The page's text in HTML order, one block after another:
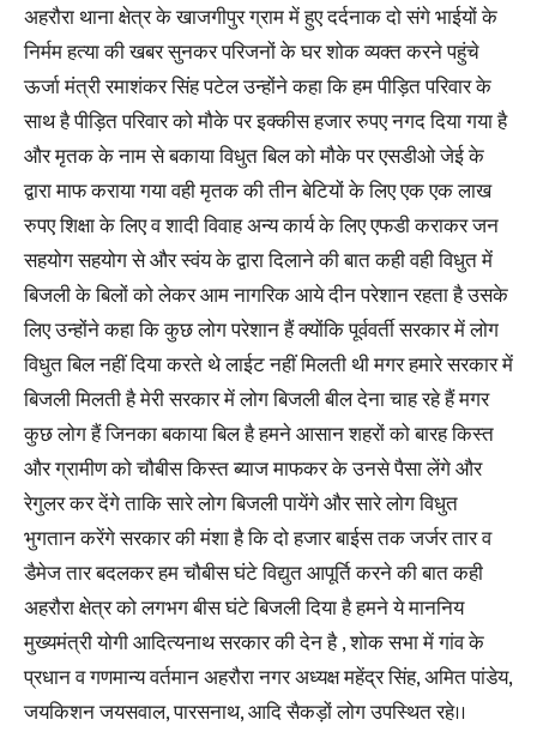
अहरौरा थाना क्षेत्र के खाजगीपुर ग्राम में हुए दर्दनाक दो संगे भाईयों के
निर्मम हत्या की खबर सुनकर परिजनों के घर शोक व्यक्त करने पहुंचे
ऊर्जा मंत्री रमाशंकर सिंह पटेल उन्होंने कहा कि हम पीड़ित परिवार के
साथ है पीड़ित परिवार को मौके पर इक्कीस हजार रुपए नगद दिया गया है
और मृतक के नाम से बकाया विधुत बिल को मौके पर एसडीओ जेई के
द्वारा माफ कराया गया वही मृतक की तीन बेटियों के लिए एक एक लाख
रुपए शिक्षा के लिए व शादी विवाह अन्य कार्य के लिए एफडी कराकर जन
सहयोग सहयोग से और स्वंय के द्वारा दिलाने की बात कही वही विधुत में
बिजली के बिलों को लेकर आम नागरिक आये दीन परेशान रहता है उसके
लिए उन्होंने कहा कि कुछ लोग परेशान हैं क्योंकि पूर्ववर्ती सरकार में लोग
विधुत बिल नहीं दिया करते थे लाईट नहीं मिलती थी मगर हमारे सरकार में
बिजली मिलती है मेरी सरकार में लोग बिजली बील देना चाह रहे हैं मगर
कुछ लोग हैं जिनका बकाया बिल है हमने आसान शहरों को बारह किस्त
और ग्रामीण को चौबीस किस्त ब्याज माफकर के उनसे पैसा लेंगे और
रेगुलर कर देंगे ताकि सारे लोग बिजली पायेंगे और सारे लोग विधुत
भुगतान करेंगे सरकार की मंशा है कि दो हजार बाईस तक जर्जर तार व
डैमेज तार बदलकर हम चौबीस घंटे विद्युत आपूर्ति करने की बात कही
अहरौरा क्षेत्र को लगभग बीस घंटे बिजली दिया है हमने ये माननिय
मुख्यमंत्री योगी आदित्यनाथ सरकार की देन है , शोक सभा में गांव के
प्रधान व गणमान्य वर्तमान अहरौरा नगर अध्यक्ष महेंद्र सिंह, अमित पांडेय,
जयकिशन जयसवाल, पारसनाथ, आदि सैकड़ों लोग उपस्थित रहे।।